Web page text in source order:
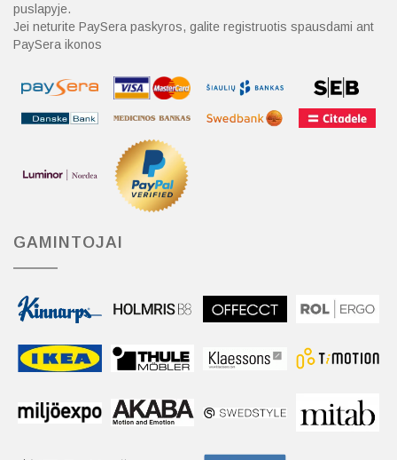
puslapyje.
Jei neturite PaySera paskyros, galite registruotis spausdami ant
PaySera ikonos
GAMINTOJAI